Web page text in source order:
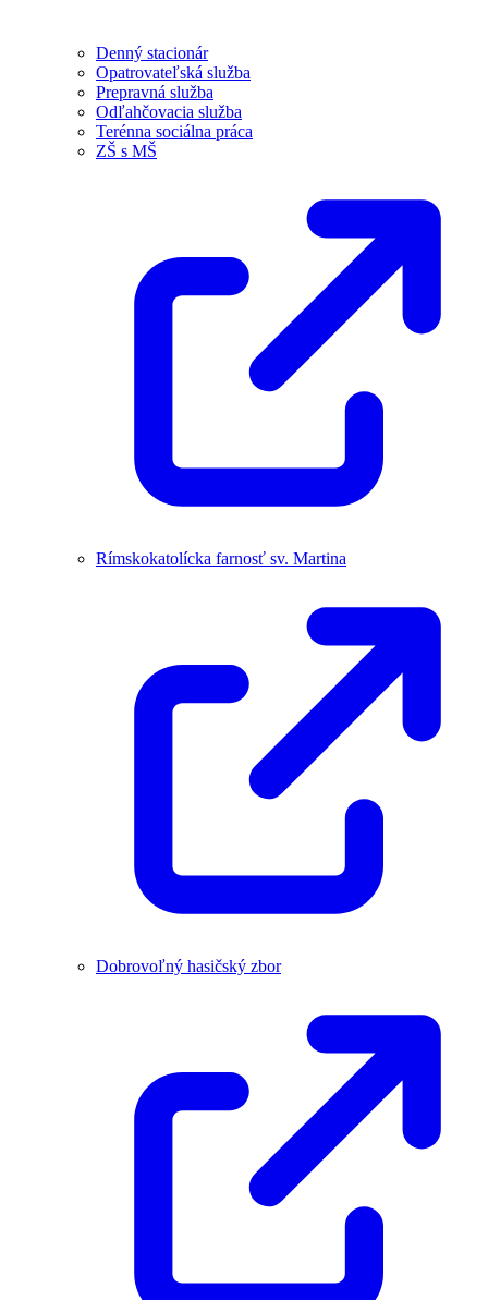
Denný stacionár
Opatrovateľská služba
Prepravná služba
Odľahčovacia služba
Terénna sociálna práca
ZŠ s MŠ
Rímskokatolícka farnosť sv. Martina
Dobrovoľný hasičský zbor